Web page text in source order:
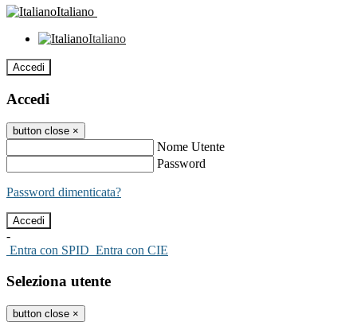
Italiano
Italiano
Accedi
Accedi
button close ×
Nome Utente
Password
Password dimenticata?
-
Entra con SPID Entra con CIE
Seleziona utente
button close ×